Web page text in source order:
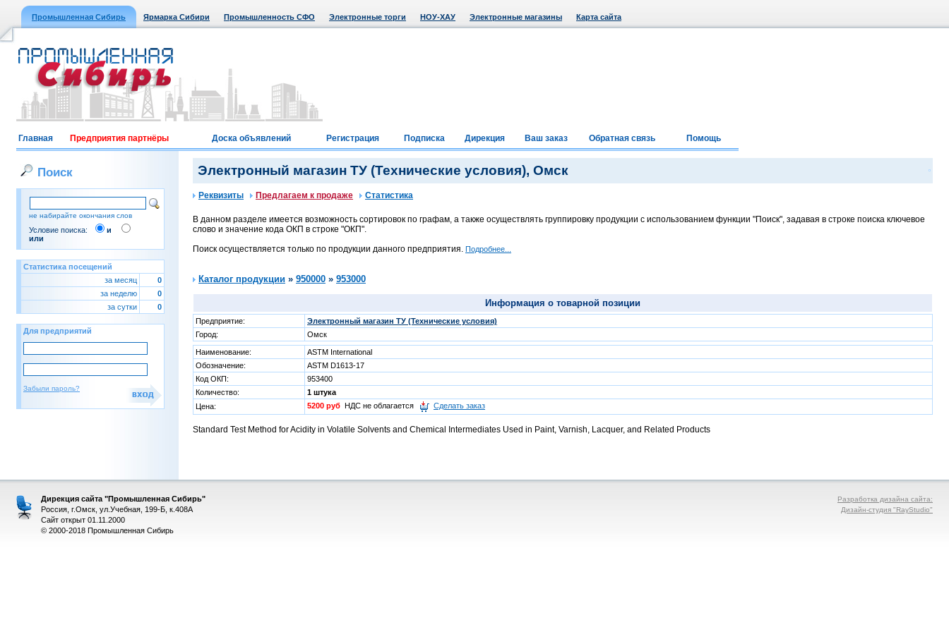
Промышленная Сибирь Ярмарка Сибири Промышленность СФО Электронные торги НОУ-ХАУ Электронные магазины Карта сайта
Главная Предприятия партнёры Доска объявлений Регистрация Подписка Дирекция Ваш заказ Обратная связь Помощь
Поиск
не набирайте окончания слов
Условие поиска:
и
или
Статистика посещений
за месяц
0
за неделю
0
за сутки
0
Для предприятий
Забыли пароль?
Электронный магазин ТУ (Технические условия), Омск
Реквизиты Предлагаем к продаже Статистика
В данном разделе имеется возможность сортировок по графам, а также осуществлять группировку продукции с использованием функции "Поиск", задавая в строке поиска ключевое
слово и значение кода ОКП в строке "ОКП".
Поиск осуществляется только по продукции данного предприятия. Подробнее...
Каталог продукции » 950000 » 953000
Информация о товарной позиции
Предприятие:
Электронный магазин ТУ (Технические условия)
Город:
Омск
Наименование:
ASTM International
Обозначение:
ASTM D1613-17
Код ОКП:
953400
Количество:
1 штука
Цена:
5200 руб НДС не облагается Сделать заказ
Standard Test Method for Acidity in Volatile Solvents and Chemical Intermediates Used in Paint, Varnish, Lacquer, and Related Products
Дирекция сайта "Промышленная Сибирь"
Россия, г.Омск, ул.Учебная, 199-Б, к.408А
Сайт открыт 01.11.2000
© 2000-2018 Промышленная Сибирь
Разработка дизайна сайта:
Дизайн-студия "RayStudio"